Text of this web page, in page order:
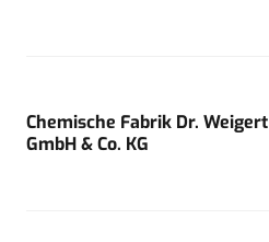
Chemische Fabrik Dr. Weigert
GmbH & Co. KG